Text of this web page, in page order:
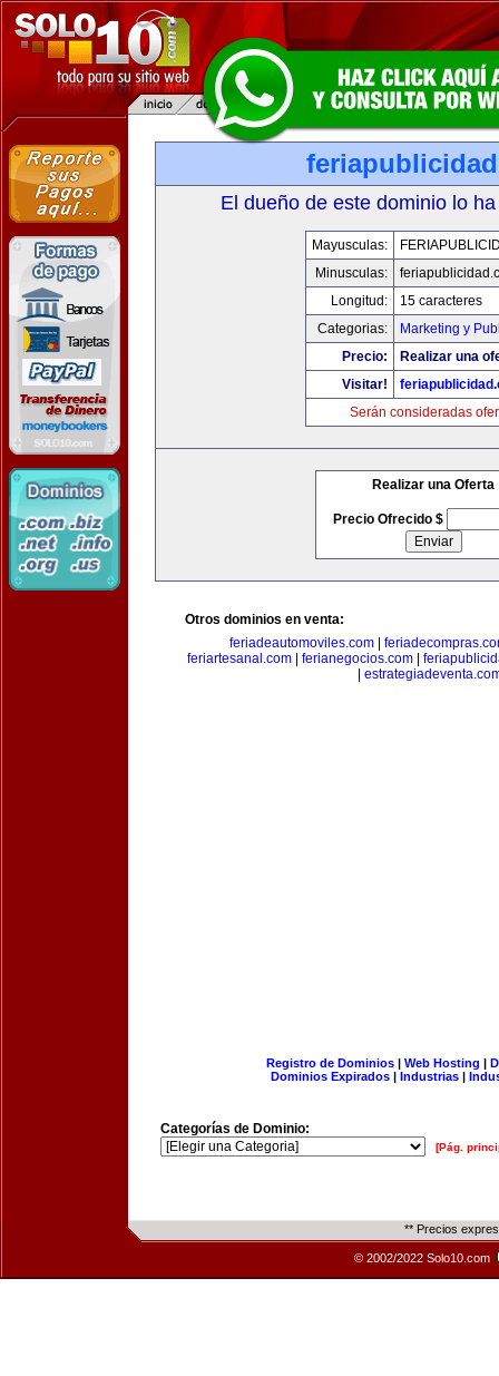
El dueño de este dominio lo
Mayusculas:
Minusculas:
Longitud:
15 caracteres
Categorias:
Marketing y
Precio:
Realizar una
Visitar!
Serán consideradas
Realizar una Oferta
Precio Ofrecido $
Otros dominios en venta:
feriadeautomoviles.com
feriartesanal.com
ferianegocios.com
Registro de Dominios| Web Hosting |
Dominios Expirados | Industrias |
Categorías de Dominio:
[Pág.
** Precios
© 2002/2022 Solo10.com